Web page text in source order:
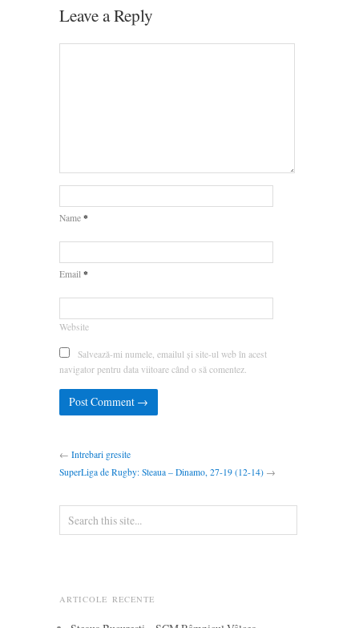
Leave a Reply
Name *
Email *
Website
Salvează-mi numele, emailul și site-ul web în acest
navigator pentru data viitoare când o să comentez.
← Intrebari gresite
SuperLiga de Rugby: Steaua – Dinamo, 27-19 (12-14) →
ARTICOLE RECENTE